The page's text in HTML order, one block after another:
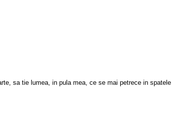
sa tie lumea, in pula mea, ce se mai petrece in